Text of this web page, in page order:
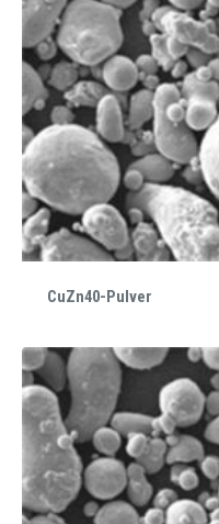
CuZn40-Pulver